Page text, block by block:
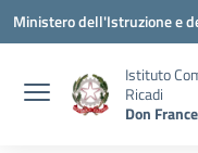
Vai ai contenuti
Vai al menu di navigazione
Vai al footer
Ministero dell'Istruzione e
Istituto
Ricadi
Don